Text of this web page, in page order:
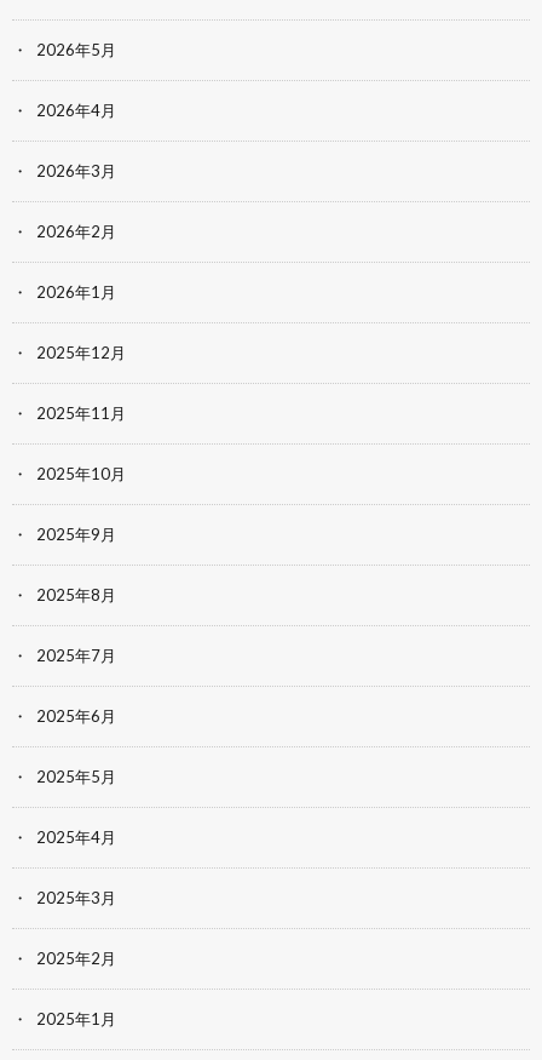
2026年5月
2026年4月
2026年3月
2026年2月
2026年1月
2025年12月
2025年11月
2025年10月
2025年9月
2025年8月
2025年7月
2025年6月
2025年5月
2025年4月
2025年3月
2025年2月
2025年1月